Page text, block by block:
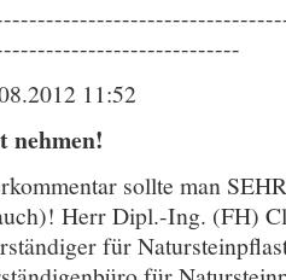
11:52
nehmen!
sollte man
Herr Dipl.-Ing. (FH)
für